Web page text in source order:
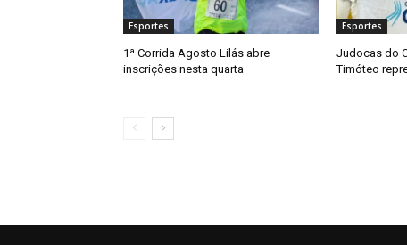
Esportes
1ª Corrida Agosto Lilás abre
inscrições nesta quarta
Esportes
Judocas do
Timóteo